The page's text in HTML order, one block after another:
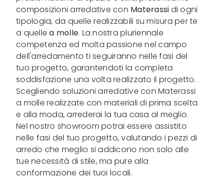
composizioni arredative con Materassi di ogni
tipologia, da quelle realizzabili su misura per te
a quellea molle. La nostra pluriennale
competenza ed molta passione nel campo
dell'arredamento ti seguiranno nelle fasi del
tuo progetto, garantendoti la completa
soddisfazione una volta realizzato il progetto.
Scegliendo soluzioni arredative con Materassi
a molle realizzate con materiali di prima scelta
e alla moda, arrederai la tua casa al meglio.
Nel nostro showroom potrai essere assistito
nelle fasi del tuo progetto, valutando i pezzi di
arredo che meglio si addicono non solo alle
tue necessità di stile, ma pure alla
conformazione dei tuoi locali.